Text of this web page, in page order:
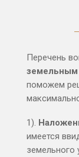
Перечень
земельным
поможем
1).
имеется
земельного